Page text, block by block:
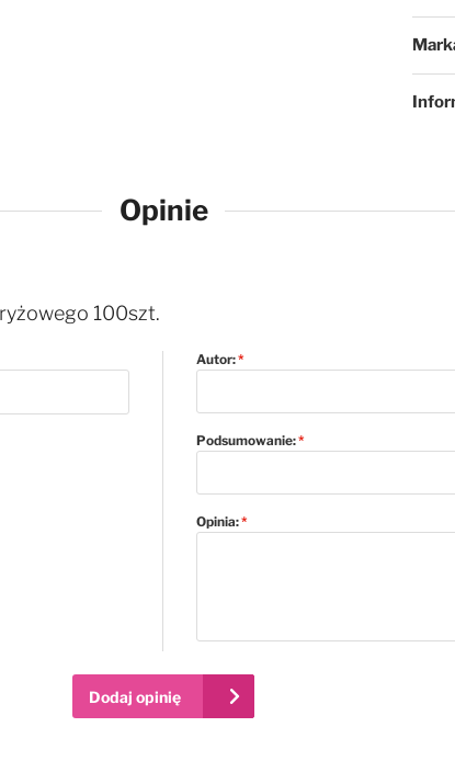
Opinie
100szt.
Autor:
Podsumowanie:
Opinia:
Dodaj opinię